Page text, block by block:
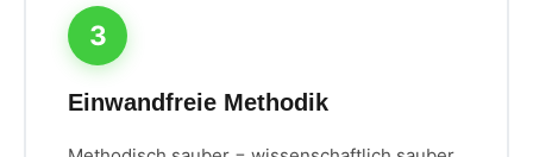
3
Einwandfreie Methodik